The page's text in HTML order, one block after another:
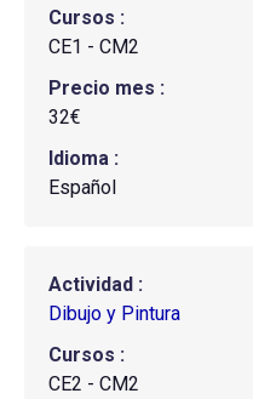
Cursos
CE1 - CM2
Precio mes
32€
Idioma
Español
Actividad
Dibujo y Pintura
Cursos
CE2 - CM2